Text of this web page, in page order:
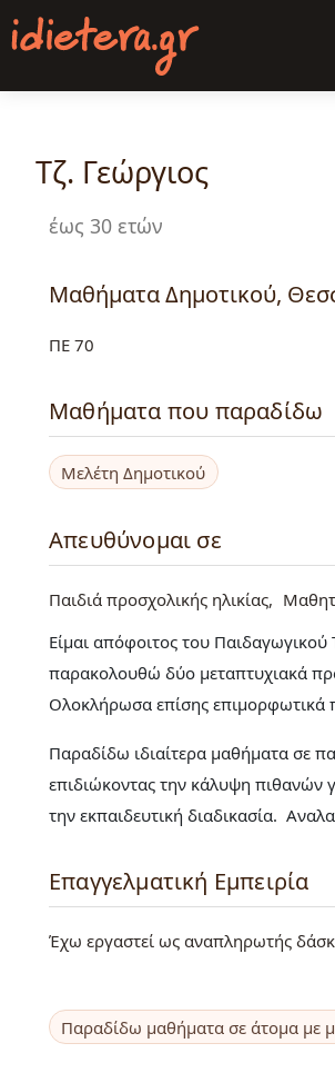
Παράκαμψη
προς
κυρίως
Τζ. Γεώργιος
έως 30 ετών
Μαθήματα Δημοτικού,
ΠΕ 70
Μαθήματα που παραδίδω
Μελέτη Δημοτικού
Απευθύνομαι σε
Παιδιά προσχολικής ηλικίας
Είμαι απόφοιτος του
παρακολουθώ δύο μεταπτυχιακά
Ολοκλήρωσα επίσης επιμορφωτικά
Παραδίδω ιδιαίτερα μαθήματα σε
επιδιώκοντας την κάλυψη
την εκπαιδευτική διαδικασία.
Επαγγελματική Εμπειρία
Έχω εργαστεί ως αναπληρωτής
Παραδίδω μαθήματα σε άτομα με